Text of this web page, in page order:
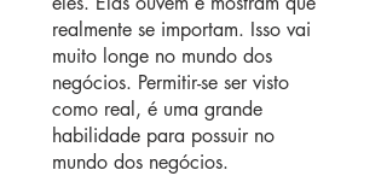
realmente se importam. Isso vai
muito longe no mundo dos
negócios. Permitir-se ser visto
como real, é uma grande
habilidade para possuir no
mundo dos negócios.